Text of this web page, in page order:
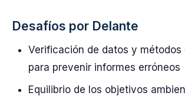
Desafíos por Delante
Verificación de datos y métodos
para prevenir informes erróneos
Equilibrio de los objetivos